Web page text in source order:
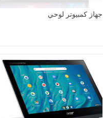
جهاز كمبيوتر لوحي